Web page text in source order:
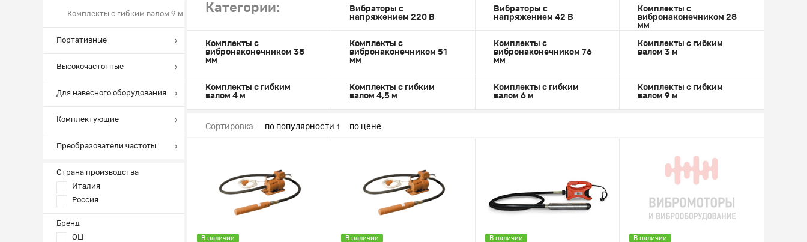
Комплекты с гибким валом 9 м
Портативные
Высокочастотные
Для навесного оборудования
Комплектующие
Преобразователи частоты
Страна производства
Италия
Россия
Бренд
OLI
Категории:
Вибраторы с
напряжением 220 В
Вибраторы с
напряжением 42 В
Комплекты с
вибронаконечником 28
мм
Комплекты с
вибронаконечником 38
мм
Комплекты с
вибронаконечником 51
мм
Комплекты с
вибронаконечником 76
мм
Комплекты с гибким
валом 3 м
Комплекты с гибким
валом 4 м
Комплекты с гибким
валом 4,5 м
Комплекты с гибким
валом 6 м
Комплекты с гибким
валом 9 м
Сортировка: по популярности ↑ по цене
В наличии В наличии В наличии В наличии